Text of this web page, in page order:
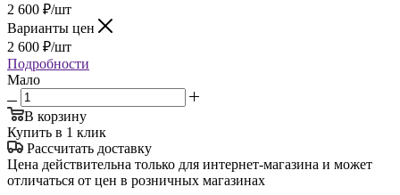
2 600 ₽/шт
Варианты цен
2 600 ₽/шт
Подробности
Мало
В корзину
Купить в 1 клик
Рассчитать доставку
Цена действительна только для интернет-магазина и может
отличаться от цен в розничных магазинах